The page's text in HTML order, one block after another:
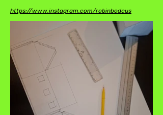
https://www.instagram.com/robinbodeus